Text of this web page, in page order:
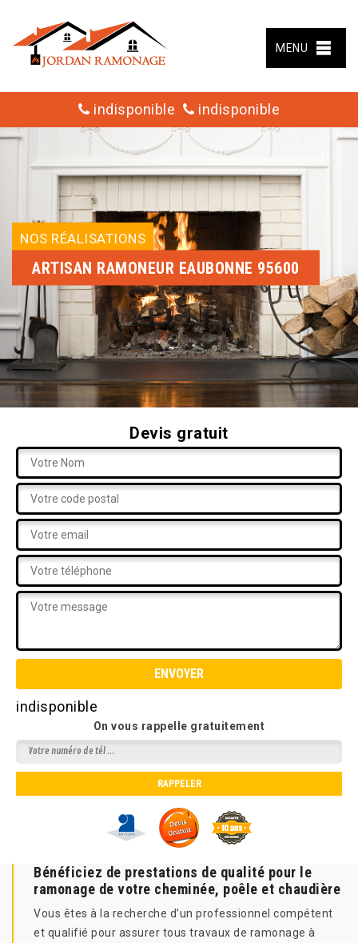
MENU
indisponible indisponible
NOS RÉALISATIONS
ARTISAN RAMONEUR EAUBONNE 95600
Devis gratuit
indisponible
On vous rappelle gratuitement
Bénéficiez de prestations de qualité pour le
ramonage de votre cheminée, poêle et chaudière
Vous êtes à la recherche d’un professionnel compétent
et qualifié pour assurer tous travaux de ramonage à